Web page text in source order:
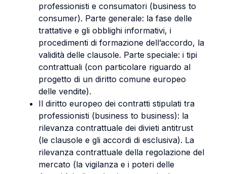
professionisti e consumatori (business to
consumer). Parte generale: la fase delle
trattative e gli obblighi informativi, i
procedimenti di formazione dell’accordo, la
validità delle clausole. Parte speciale: i tipi
contrattuali (con particolare riguardo al
progetto di un diritto comune europeo
delle vendite).
Il diritto europeo dei contratti stipulati tra
professionisti (business to business): la
rilevanza contrattuale dei divieti antitrust
(le clausole e gli accordi di esclusiva). La
rilevanza contrattuale della regolazione del
mercato (la vigilanza e i poteri delle